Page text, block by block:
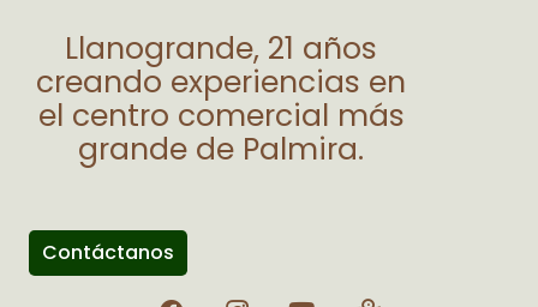
Llanogrande, 21 años
creando experiencias en
el centro comercial más
grande de Palmira.
Contáctanos